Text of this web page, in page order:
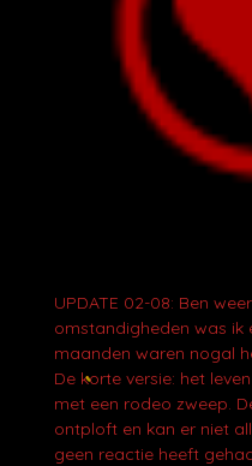
UPDATE 02-08: Ben
omstandigheden was ik
maanden waren nogal
De korte versie: het
met een rodeo zweep.
ontploft en kan er niet
geen reactie heeft